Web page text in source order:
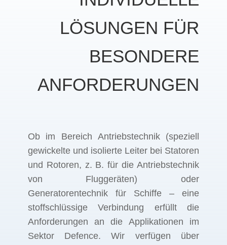
LÖSUNGEN FÜR
BESONDERE
ANFORDERUNGEN
Ob im Bereich Antriebstechnik (speziell
gewickelte und isolierte Leiter bei Statoren
und Rotoren, z. B. für die Antriebstechnik
von Fluggeräten) oder
Generatorentechnik für Schiffe – eine
stoffschlüssige Verbindung erfüllt die
Anforderungen an die Applikationen im
Sektor Defence. Wir verfügen über